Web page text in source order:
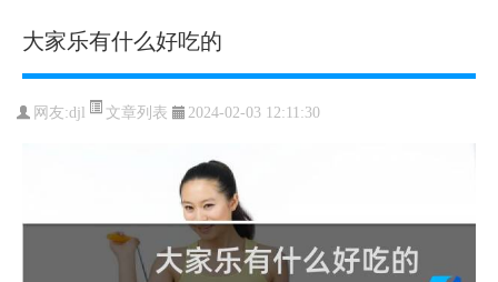
大家乐有什么好吃的
网友:djl 文章列表 2024-02-03 12:11:30